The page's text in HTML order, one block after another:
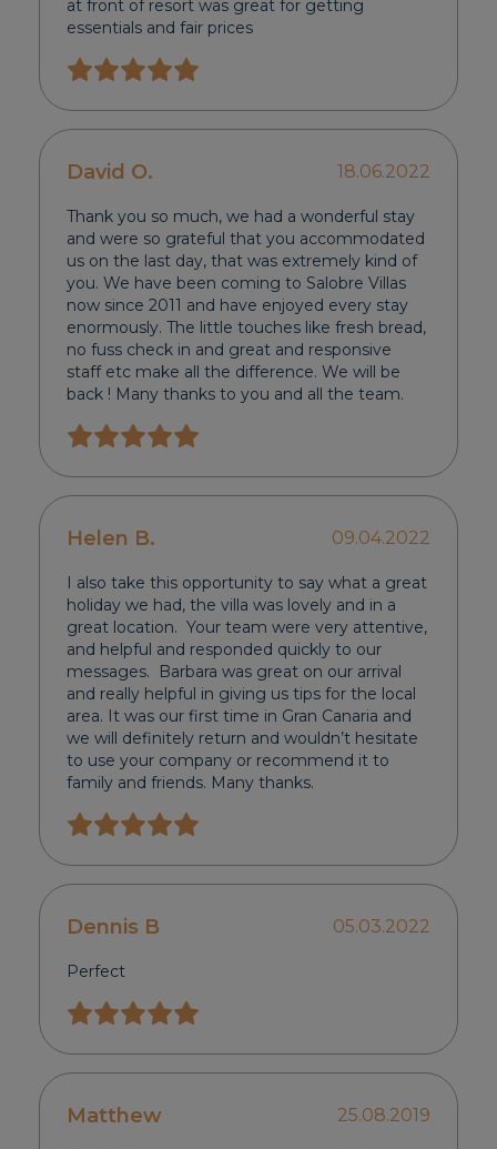
at front of resort was great for getting
essentials and fair prices
David O. 18.06.2022
Thank you so much, we had a wonderful stay
and were so grateful that you accommodated
us on the last day, that was extremely kind of
you. We have been coming to Salobre Villas
now since 2011 and have enjoyed every stay
enormously. The little touches like fresh bread,
no fuss check in and great and responsive
staff etc make all the difference. We will be
back ! Many thanks to you and all the team.
Helen B. 09.04.2022
I also take this opportunity to say what a great
holiday we had, the villa was lovely and in a
great location. Your team were very attentive,
and helpful and responded quickly to our
messages. Barbara was great on our arrival
and really helpful in giving us tips for the local
area. It was our first time in Gran Canaria and
we will definitely return and wouldn’t hesitate
to use your company or recommend it to
family and friends. Many thanks.
Dennis B 05.03.2022
Perfect
Matthew 25.08.2019